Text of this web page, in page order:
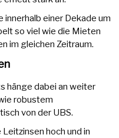
innerhalb einer Dekade um
so viel wie die Mieten
im gleichen Zeitraum.
hänge dabei an weiter
robustem
von der UBS.
hoch und in